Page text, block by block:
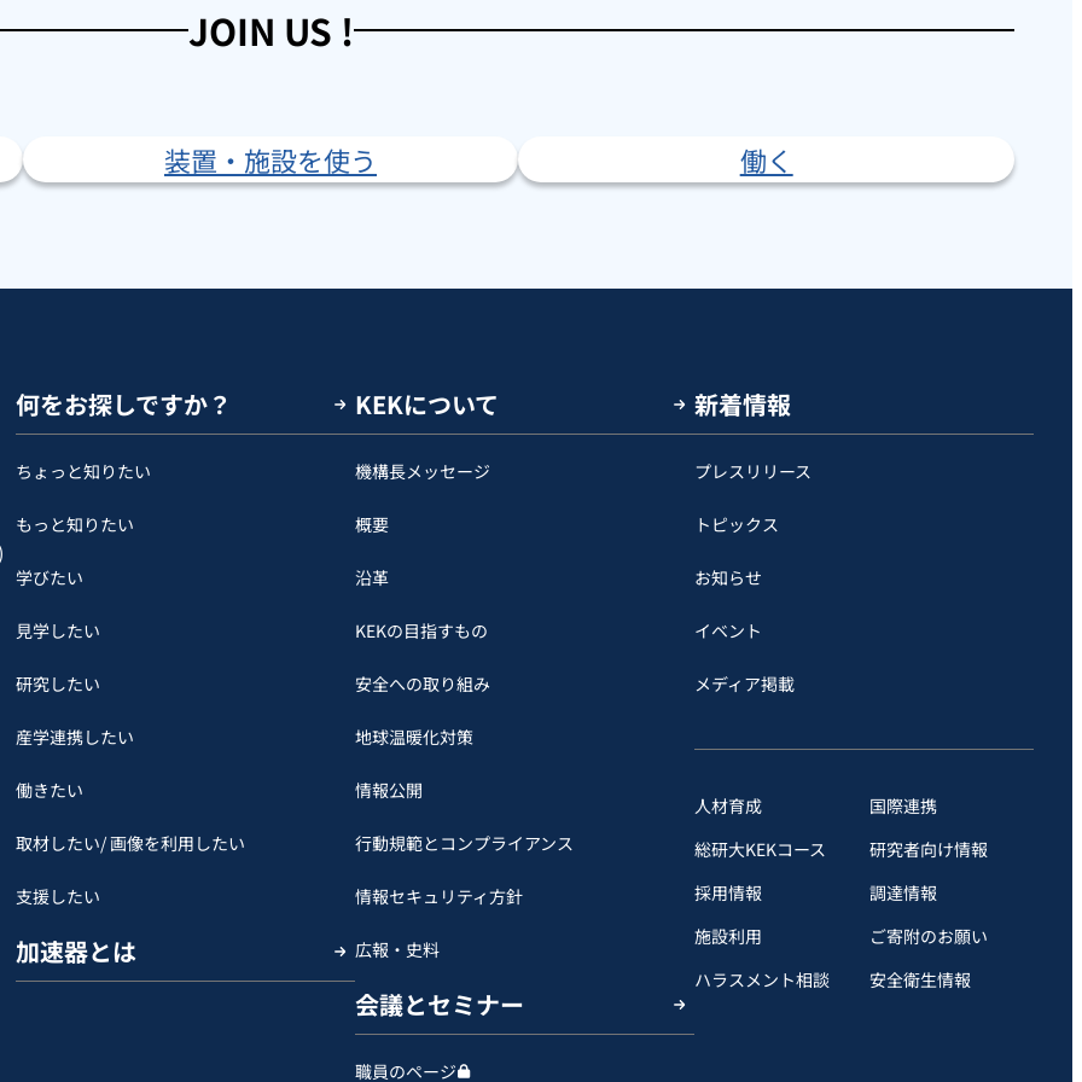
JOIN US !
装置・施設を使う 働く
何をお探しですか？
ちょっと知りたい
もっと知りたい
学びたい
見学したい
研究したい
産学連携したい
働きたい
取材したい/ 画像を利用したい
支援したい
加速器とは
KEKについて
機構長メッセージ
概要
沿革
KEKの目指すもの
安全への取り組み
地球温暖化対策
情報公開
行動規範とコンプライアンス
情報セキュリティ方針
広報・史料
会議とセミナー
職員のページ
新着情報
プレスリリース
トピックス
お知らせ
イベント
メディア掲載
人材育成
国際連携
総研大KEKコース
研究者向け情報
採用情報
調達情報
施設利用
ご寄附のお願い
ハラスメント相談
安全衛⽣情報